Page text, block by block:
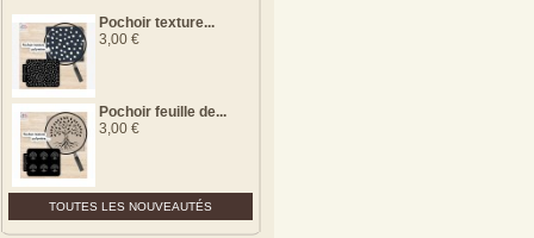
Pochoir texture...
3,00 €
Pochoir feuille de...
3,00 €
TOUTES LES NOUVEAUTÉS